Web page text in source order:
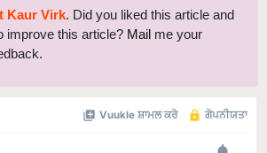
Kaur Virk. Did you liked this article and
improve this article? Mail me your